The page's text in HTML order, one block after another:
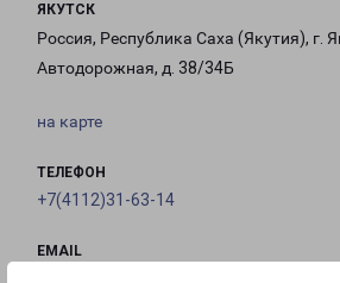
ЯКУТСК
Россия, Республика Саха (Якутия), г.
Автодорожная, д. 38/34Б
на карте
ТЕЛЕФОН
+7(4112)31-63-14
EMAIL